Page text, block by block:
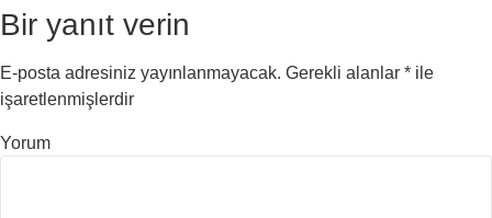
Bir yanıt verin
E-posta adresiniz yayınlanmayacak. Gerekli alanlar * ile
işaretlenmişlerdir
Yorum